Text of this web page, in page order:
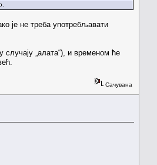
је не треба употребљавати
случају „алата“), и временом ће
Сачувана